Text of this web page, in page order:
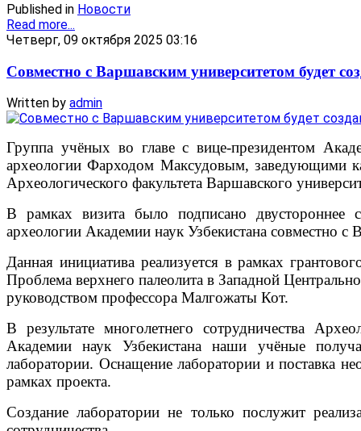
Published in Новости
Read more...
Четверг, 09 октября 2025 03:16
Совместно с Варшавским университетом будет
Written by admin
Группа учёных во главе с вице-президентом
археологии Фарходом Максудовым, заведующими
Археологического факультета Варшавского
В рамках визита было подписано двустороннее
археологии Академии наук Узбекистана совместно с
Данная инициатива реализуется в рамках
Проблема верхнего палеолита в Западной
руководством профессора Малгожаты Кот.
В результате многолетнего сотрудничества
Академии наук Узбекистана наши учёные
лаборатории. Оснащение лаборатории и поставка
рамках проекта.
Создание лаборатории не только послужит